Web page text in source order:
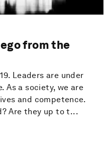
from the
Leaders are under
As a society, we are
and competence.
Are they up to t...